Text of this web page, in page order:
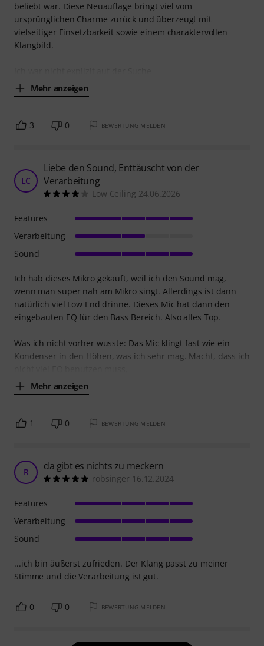
beliebt war. Diese Neuauflage bringt viel vom
ursprünglichen Charme zurück und überzeugt mit
vielseitiger Einsetzbarkeit sowie einem charaktervollen
Klangbild.
Mehr anzeigen
3 0 BEWERTUNG MELDEN
LC
Liebe den Sound, Enttäuscht von der
Verarbeitung
Low Ceiling 24.06.2026
Ich hab dieses Mikro gekauft, weil ich den Sound mag,
wenn man super nah am Mikro singt. Allerdings ist dann
natürlich viel Low End drinne. Dieses Mic hat dann den
eingebauten EQ für den Bass Bereich. Also alles Top.
Was ich nicht vorher wusste: Das Mic klingt fast wie ein
Kondenser in den Höhen, was ich sehr mag. Macht, dass ich
Mehr anzeigen
Features
Verarbeitung
Sound
1 0 BEWERTUNG MELDEN
R da gibt es nichts zu meckern
robsinger 16.12.2024
...ich bin äußerst zufrieden. Der Klang passt zu meiner
Stimme und die Verarbeitung ist gut.
Features
Verarbeitung
Sound
0 0 BEWERTUNG MELDEN